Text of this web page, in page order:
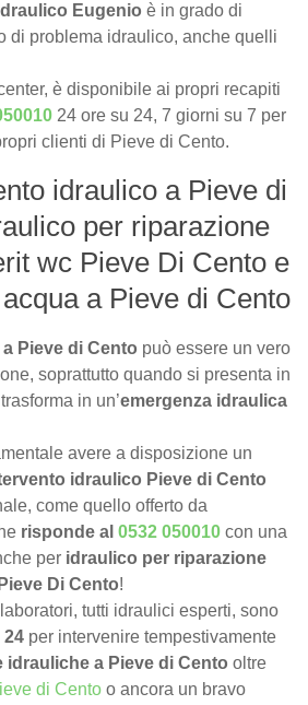
Eugenio è in grado di
di problema idraulico, anche quelli
è disponibile ai propri recapiti
24 ore su 24, 7 giorni su 7 per
clienti di Pieve di Cento.
idraulico a Pieve di
per riparazione
wc Pieve Di Cento e
a Pieve di Cento
Pieve di Cento può essere un vero
soprattutto quando si presenta in
in un’emergenza idraulica
avere a disposizione un
idraulico Pieve di Cento
come quello offerto da
risponde al0532 050010 con una
per idraulico per riparazione
Di Cento!
tutti idraulici esperti, sono
24 per intervenire tempestivamente
idrauliche a Pieve di Centooltre
di Cento o ancora un bravo